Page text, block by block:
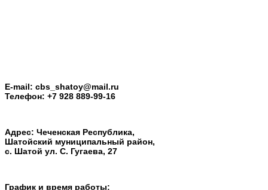
E-mail: cbs_shatoy@mail.ru
Телефон: +7 928 889-99-16
Адрес: Чеченская Республика,
Шатойский муниципальный район,
с. Шатой ул. С. Гугаева, 27
График и время работы: